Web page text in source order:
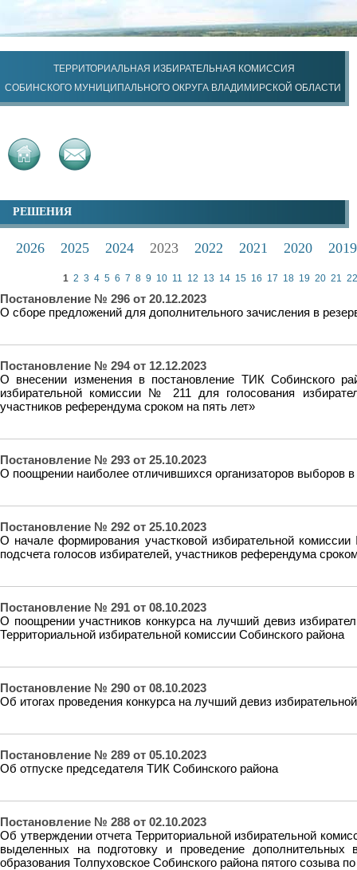
ТЕРРИТОРИАЛЬНАЯ ИЗБИРАТЕЛЬНАЯ КОМИССИЯ
СОБИНСКОГО МУНИЦИПАЛЬНОГО ОКРУГА ВЛАДИМИРСКОЙ ОБЛАСТИ
РЕШЕНИЯ
2026 2025 2024 2023 2022 2021 2020 2019
1 2 3 4 5 6 7 8 9 10 11 12 13 14 15 16 17 18 19 20 21 22
Постановление № 296 от 20.12.2023
О сборе предложений для дополнительного зачисления в
Постановление № 294 от 12.12.2023
О внесении изменения в постановление ТИК Собинского
избирательной комиссии № 211 для голосования
участников референдума сроком на пять лет»
Постановление № 293 от 25.10.2023
О поощрении наиболее отличившихся организаторов выборов
Постановление № 292 от 25.10.2023
О начале формирования участковой избирательной
подсчета голосов избирателей, участников референдума
Постановление № 291 от 08.10.2023
О поощрении участников конкурса на лучший девиз
Территориальной избирательной комиссии Собинского района
Постановление № 290 от 08.10.2023
Об итогах проведения конкурса на лучший девиз
Постановление № 289 от 05.10.2023
Об отпуске председателя ТИК Собинского района
Постановление № 288 от 02.10.2023
Об утверждении отчета Территориальной избирательной
выделенных на подготовку и проведение дополнительных
образования Толпуховское Собинского района пятого созыва